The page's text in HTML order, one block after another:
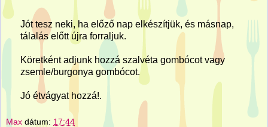
Jót tesz neki, ha előző nap elkészítjük, és másnap,
tálalás előtt újra forraljuk.
Köretként adjunk hozzá szalvéta gombócot vagy
zsemle/burgonya gombócot.
Jó étvágyat hozzá!.
Max dátum: 17:44